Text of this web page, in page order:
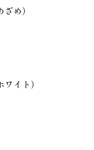
め）
イト）